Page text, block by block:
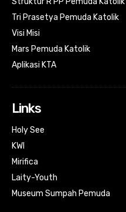
Tri Prasetya Pemuda Katolik
Visi Misi
Mars Pemuda Katolik
Aplikasi KTA
Links
Holy See
KWI
Mirifica
Laity-Youth
Museum Sumpah Pemuda